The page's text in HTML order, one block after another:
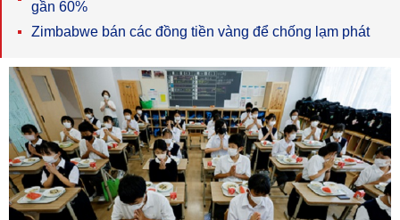
gần 60%
Zimbabwe bán các đồng tiền vàng để chống lạm phát